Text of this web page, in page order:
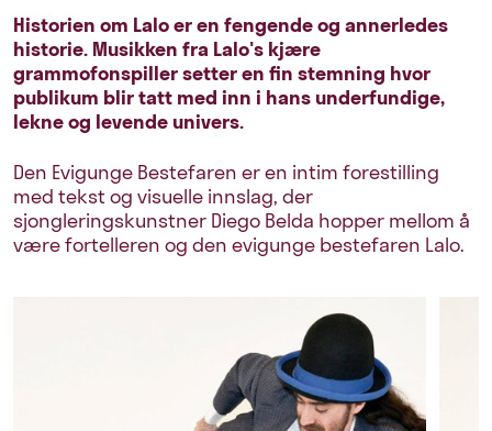
Historien om Lalo er en fengende og annerledes
historie. Musikken fra Lalo's kjære
grammofonspiller setter en fin stemning hvor
publikum blir tatt med inn i hans underfundige,
lekne og levende univers.
Den Evigunge Bestefaren er en intim forestilling
med tekst og visuelle innslag, der
sjongleringskunstner Diego Belda hopper mellom å
være fortelleren og den evigunge bestefaren Lalo.